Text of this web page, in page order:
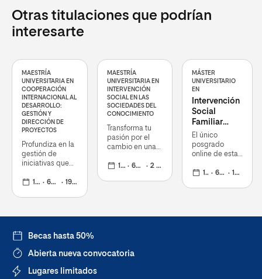
Otras titulaciones que podrían
interesarte
MAESTRÍA
UNIVERSITARIA EN
COOPERACIÓN
INTERNACIONAL AL
DESARROLLO:
GESTIÓN Y
DIRECCIÓN DE
PROYECTOS
Profundiza en la
gestión de
iniciativas que
desarrollo
1 curso 60 ECTS 19 octubre 2026
MAESTRÍA
UNIVERSITARIA EN
INTERVENCIÓN
SOCIAL EN LAS
SOCIEDADES DEL
CONOCIMIENTO
Transforma tu
pasión por el
cambio en una
impacto social
1 curso 60 ECTS 2 noviembre 2026
MÁSTER
UNIVERSITARIO
EN
Intervención
Social
Familiar
Sistémica
El único
posgrado
online de esta
profundiza en
1 curso 60 ECTS 19 octubre 2026
Becas hasta 50%
Abierta nueva convocatoria
Lugares limitados